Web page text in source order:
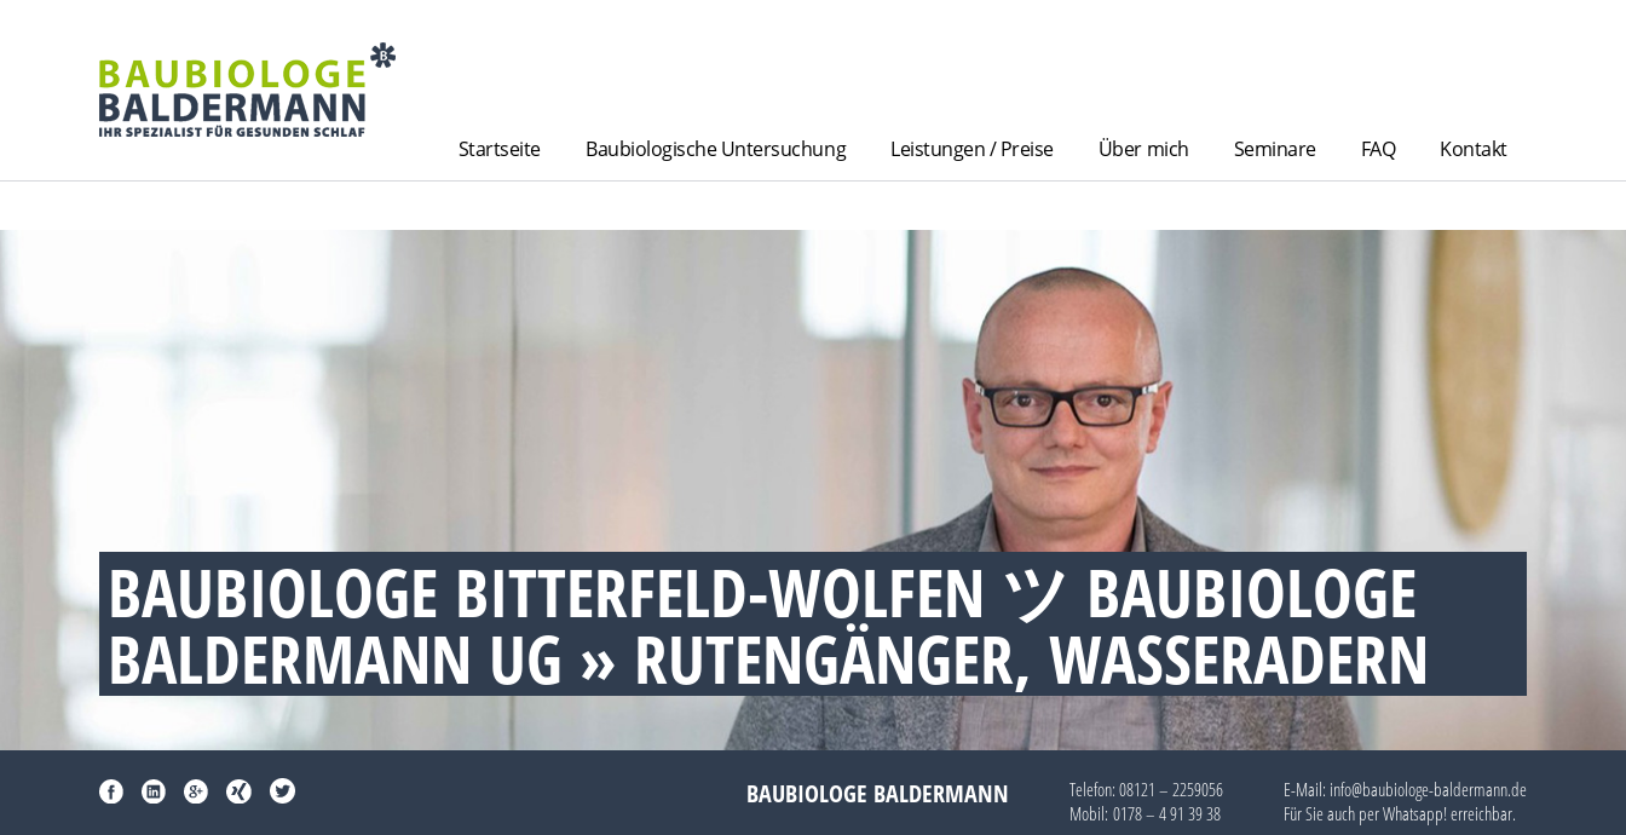
Startseite Baubiologische Untersuchung Leistungen / Preise Über mich Seminare FAQ Kontakt
BAUBIOLOGE BITTERFELD-WOLFEN ツ BAUBIOLOGE
BALDERMANN UG » RUTENGÄNGER, WASSERADERN
BAUBIOLOGE BALDERMANN Telefon: 08121 – 2259056
Mobil: 0178 – 4 91 39 38
E-Mail: info@baubiologe-baldermann.de
Für Sie auch perWhatsapp!erreichbar.